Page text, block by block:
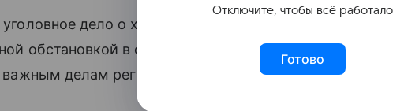
дело о халатности чиновников, которые
обстановкой в семье. Всем расследованием
делам регионального главка СК.
Отключите, чтобы всё работало
Готово